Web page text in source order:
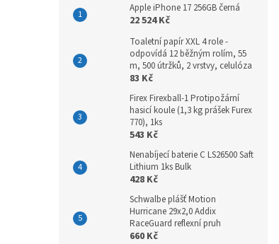
Apple iPhone 17 256GB černá
22 524 Kč
Toaletní papír XXL 4 role -
odpovídá 12 běžným rolím, 55
m, 500 útržků, 2 vrstvy, celulóza
83 Kč
Firex Firexball-1 Protipožární
hasicí koule (1,3 kg prášek Furex
770), 1ks
543 Kč
Nenabíjecí baterie C LS26500 Saft
Lithium 1ks Bulk
428 Kč
Schwalbe plášť Motion
Hurricane 29x2,0 Addix
RaceGuard reflexní pruh
660 Kč